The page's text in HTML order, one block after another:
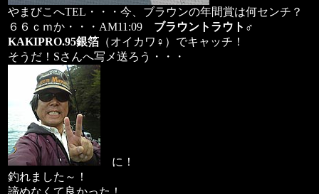
やまびこへTEL・・・今、ブラウンの年間賞は何センチ？
６６ｃｍか・・・AM11:09 ブラウントラウト ♂
KAKIPRO.95銀箔 （オイカワ♀）でキャッチ！
そうだ！Sさんへ写メ送ろう・・・
に！
釣れました～！